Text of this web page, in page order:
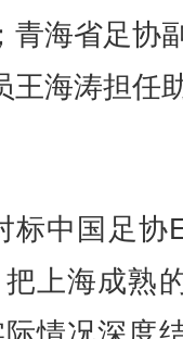
青海省足协
王海涛担任
中国足协
上海成熟